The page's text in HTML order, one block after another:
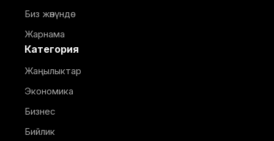
Биз жөнүндө
Жарнама
Категория
Жаңылыктар
Экономика
Бизнес
Бийлик